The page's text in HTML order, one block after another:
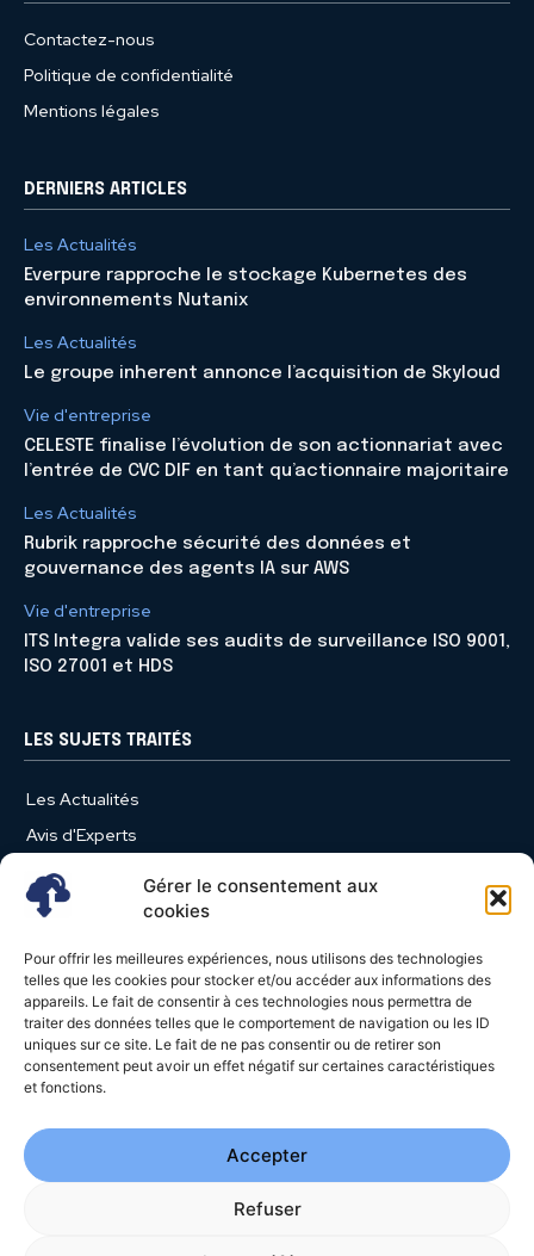
Gérer le consentement aux
cookies
Pour offrir les meilleures expériences, nous utilisons des technologies
telles que les cookies pour stocker et/ou accéder aux informations des
appareils. Le fait de consentir à ces technologies nous permettra de
traiter des données telles que le comportement de navigation ou les ID
uniques sur ce site. Le fait de ne pas consentir ou de retirer son
consentement peut avoir un effet négatif sur certaines caractéristiques
et fonctions.
Accepter
Refuser
Contactez-nous
Politique de confidentialité
Mentions légales
DERNIERS ARTICLES
Les Actualités
Everpure rapproche le stockage Kubernetes des
environnements Nutanix
Les Actualités
Le groupe inherent annonce l’acquisition de Skyloud
Vie d'entreprise
CELESTE finalise l’évolution de son actionnariat avec
l’entrée de CVC DIF en tant qu’actionnaire majoritaire
Les Actualités
Rubrik rapproche sécurité des données et
gouvernance des agents IA sur AWS
Vie d'entreprise
ITS Integra valide ses audits de surveillance ISO 9001,
ISO 27001 et HDS
LES SUJETS TRAITÉS
Les Actualités
Avis d'Experts
Produits et Services
Vie d'entreprise
Nominations
Études
Évènements
Video News